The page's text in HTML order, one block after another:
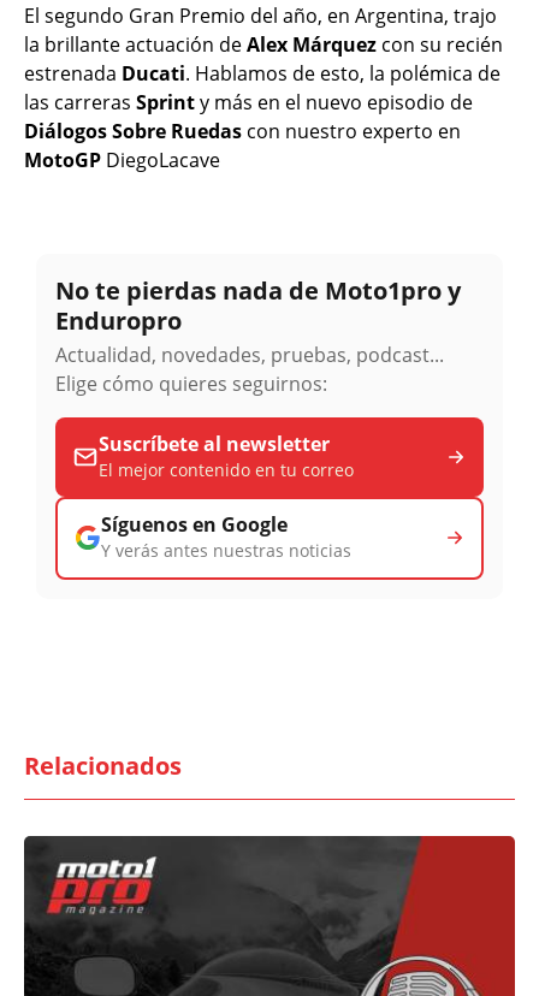
El segundo Gran Premio del año, en Argentina, trajo
la brillante actuación deAlex Márquez con su recién
estrenada Ducati. Hablamos de esto, la polémica de
las carreras Sprinty más en el nuevo episodio de
Diálogos Sobre Ruedas con nuestro experto en
MotoGP DiegoLacave
No te pierdas nada de Moto1pro y
Enduropro
Actualidad, novedades, pruebas, podcast...
Elige cómo quieres seguirnos:
Suscríbete al newsletter
El mejor contenido en tu correo
Síguenos en Google
Y verás antes nuestras noticias
Relacionados